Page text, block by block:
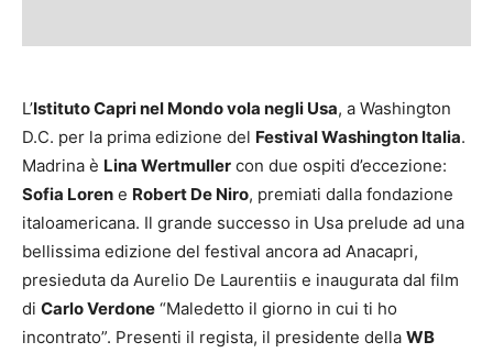
L’Istituto Capri nel Mondo vola negli Usa, a Washington
D.C. per la prima edizione del Festival Washington Italia.
Madrina è Lina Wertmuller con due ospiti d’eccezione:
Sofia Loren e Robert De Niro, premiati dalla fondazione
italoamericana. Il grande successo in Usa prelude ad una
bellissima edizione del festival ancora ad Anacapri,
presieduta da Aurelio De Laurentiis e inaugurata dal film
di Carlo Verdone “Maledetto il giorno in cui ti ho
incontrato”. Presenti il regista, il presidente della WB